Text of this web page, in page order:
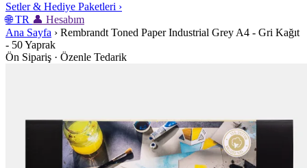
Setler & Hediye Paketleri ›
🌐 TR 👤 Hesabım
Ana Sayfa › Rembrandt Toned Paper Industrial Grey A4 - Gri Kağıt
- 50 Yaprak
Ön Sipariş · Özenle Tedarik